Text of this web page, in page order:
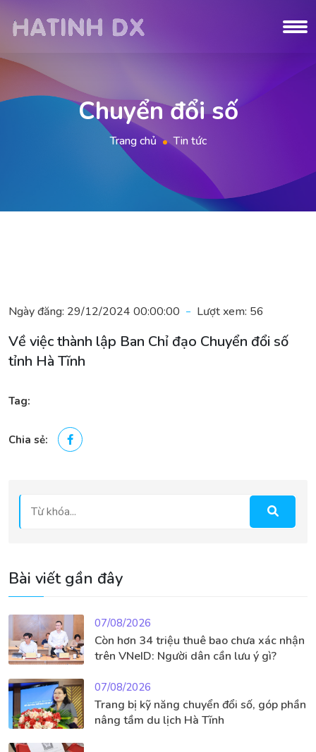
Chuyển đổi số
Trang chủ Tin tức
Ngày đăng: 29/12/2024 00:00:00 Lượt xem: 56
Về việc thành lập Ban Chỉ đạo Chuyển đổi số
tỉnh Hà Tĩnh
Tag:
Chia sẻ:
Bài viết gần đây
07/08/2026
Còn hơn 34 triệu thuê bao chưa xác nhận
trên VNeID: Người dân cần lưu ý gì?
07/08/2026
Trang bị kỹ năng chuyển đổi số, góp phần
nâng tầm du lịch Hà Tĩnh